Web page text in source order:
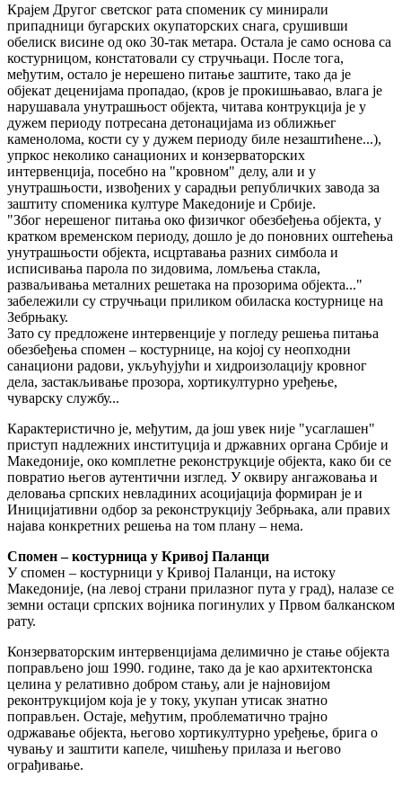
Крајем Другог светског рата споменик су минирали
припадници бугарских окупаторских снага, срушивши
обелиск висине од око 30-так метара. Остала је само основа са
костурницом, констатовали су стручњаци. После тога,
међутим, остало је нерешено питање заштите, тако да је
објекат деценијама пропадао, (кров је прокишњавао, влага је
нарушавала унутрашњост објекта, читава контрукција је у
дужем периоду потресана детонацијама из оближњег
каменолома, кости су у дужем периоду биле незаштићене...),
упркос неколико санационих и конзерваторских
интервенција, посебно на "кровном" делу, али и у
унутрашњости, извођених у сарадњи републичких завода за
заштиту споменика културе Македоније и Србије.
"Због нерешеног питања око физичког обезбеђења објекта, у
кратком временском периоду, дошло је до поновних оштећења
унутрашњости објекта, исцртавања разних симбола и
исписивања парола по зидовима, ломљења стакла,
разваљивања металних решетака на прозорима објекта..."
забележили су стручњаци приликом обиласка костурнице на
Зебрњаку.
Зато су предложене интервенције у погледу решења питања
обезбеђења спомен – костурнице, на којој су неопходни
санациони радови, укљућујући и хидроизолацију кровног
дела, застакљивање прозора, хортикултурно уређење,
чуварску службу...
Карактеристично је, међутим, да још увек није "усаглашен"
приступ надлежних институција и државних органа Србије и
Македоније, око комплетне реконструкције објекта, како би се
повратио његов аутентични изглед. У оквиру ангажовања и
деловања српских невладиних асоцијација формиран је и
Иницијативни одбор за реконструкцију Зебрњака, али правих
најава конкретних решења на том плану – нема.
Спомен – костурница у Кривој Паланци
У спомен – костурници у Кривој Паланци, на истоку
Македоније, (на левој страни прилазног пута у град), налазе се
земни остаци српских војника погинулих у Првом балканском
рату.
Конзерваторским интервенцијама делимично је стање објекта
поправљено још 1990. године, тако да је као архитектонска
целина у релативно добром стању, али је најновијом
реконтрукцијом која је у току, укупан утисак знатно
поправљен. Остаје, међутим, проблематично трајно
одржавање објекта, његово хортикултурно уређење, брига о
чувању и заштити капеле, чишћењу прилаза и његово
ограђивање.